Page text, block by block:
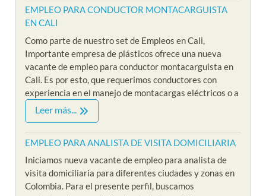
EMPLEO PARA CONDUCTOR MONTACARGUISTA
EN CALI
Como parte de nuestro set de Empleos en Cali,
Importante empresa de plásticos ofrece una nueva
vacante de empleo para conductor montacarguista en
Cali. Es por esto, que requerimos conductores con
experiencia en el manejo de montacargas eléctricos o a
Leer más...
EMPLEO PARA ANALISTA DE VISITA DOMICILIARIA
Iniciamos nueva vacante de empleo para analista de
visita domiciliaria para diferentes ciudades y zonas en
Colombia. Para el presente perfil, buscamos